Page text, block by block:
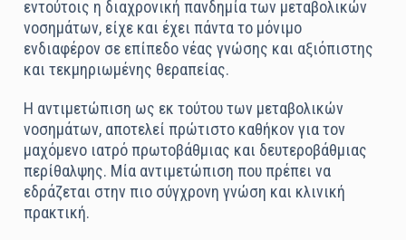
εντούτοις η διαχρονική πανδημία των μεταβολικών
νοσημάτων, είχε και έχει πάντα το μόνιμο
ενδιαφέρον σε επίπεδο νέας γνώσης και αξιόπιστης
και τεκμηριωμένης θεραπείας.
Η αντιμετώπιση ως εκ τούτου των μεταβολικών
νοσημάτων, αποτελεί πρώτιστο καθήκον για τον
μαχόμενο ιατρό πρωτοβάθμιας και δευτεροβάθμιας
περίθαλψης. Μία αντιμετώπιση που πρέπει να
εδράζεται στην πιο σύγχρονη γνώση και κλινική
πρακτική.